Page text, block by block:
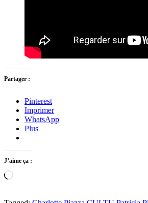
Partager :
Pinterest
Imprimer
WhatsApp
Plus
J’aime ça :
Chargement…